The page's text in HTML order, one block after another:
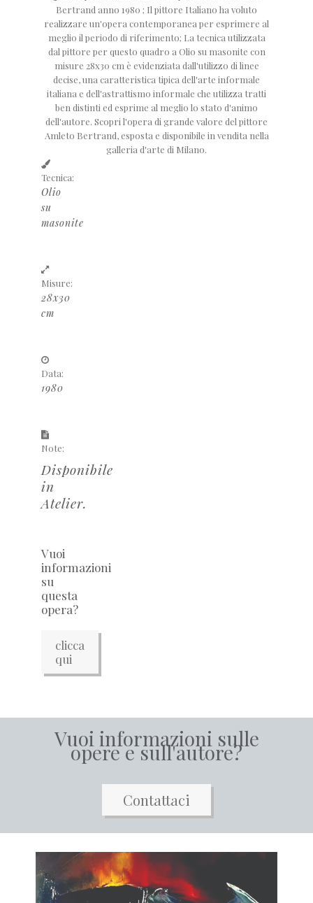
Bertrand anno 1980 ; Il pittore Italiano ha voluto
realizzare un'opera contemporanea per esprimere al
meglio il periodo di riferimento; La tecnica utilizzata
dal pittore per questo quadro a Olio su masonite con
misure 28x30 cm è evidenziata dall'utilizzo di linee
decise, una caratteristica tipica dell'arte informale
italiana e dell'astrattismo informale che utilizza tratti
ben distinti ed esprime al meglio lo stato d'animo
dell'autore. Scopri l'opera di grande valore del pittore
Amleto Bertrand, esposta e disponibile in vendita nella
galleria d'arte di Milano.
Tecnica:
Olio
su
masonite
Misure:
28x30
cm
Data:
1980
Note:
Disponibile
in
Atelier.
Vuoi
informazioni
su
questa
opera?
clicca
qui
Vuoi informazioni sulle
opere e sull'autore?
Contattaci